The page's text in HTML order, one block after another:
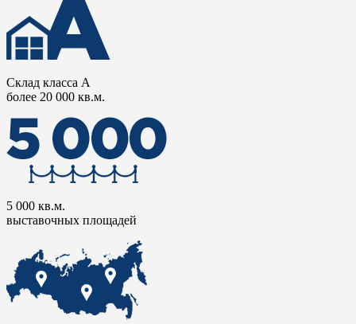
Склад класса А
более 20 000 кв.м.
5 000 кв.м.
выставочных площадей